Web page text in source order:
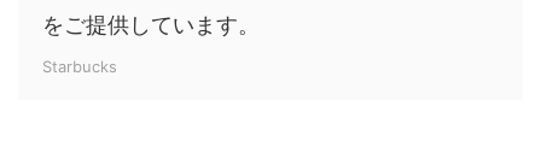
をご提供しています。
Starbucks